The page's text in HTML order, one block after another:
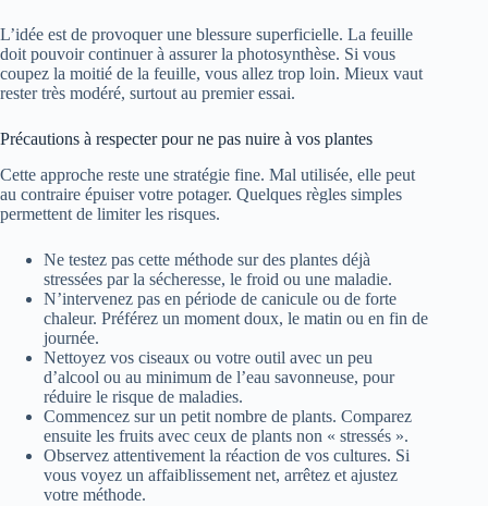
L’idée est de provoquer une blessure superficielle. La feuille
doit pouvoir continuer à assurer la photosynthèse. Si vous
coupez la moitié de la feuille, vous allez trop loin. Mieux vaut
rester très modéré, surtout au premier essai.
Précautions à respecter pour ne pas nuire à vos plantes
Cette approche reste une stratégie fine. Mal utilisée, elle peut
au contraire épuiser votre potager. Quelques règles simples
permettent de limiter les risques.
Ne testez pas cette méthode sur des plantes déjà
stressées par la sécheresse, le froid ou une maladie.
N’intervenez pas en période de canicule ou de forte
chaleur. Préférez un moment doux, le matin ou en fin de
journée.
Nettoyez vos ciseaux ou votre outil avec un peu
d’alcool ou au minimum de l’eau savonneuse, pour
réduire le risque de maladies.
Commencez sur un petit nombre de plants. Comparez
ensuite les fruits avec ceux de plants non « stressés ».
Observez attentivement la réaction de vos cultures. Si
vous voyez un affaiblissement net, arrêtez et ajustez
votre méthode.